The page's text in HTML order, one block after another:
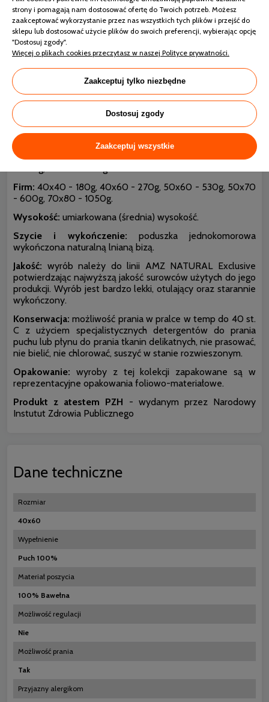
AMZ ORGANIC COTTON - właściwości
Tkanina pokryciowa:delikatny, szlachetny batyst - 100%
bawełna o gramaturze 90g/m2.
poddane procesowi EEC, który zapewnia lepsze
właściwości puchowi oraz wyjątkową czystość i brak
zapachu. Puch przygotowany zgodnie z normą: PN-EN
12934 zawierającą informacje o jakości puchu. Oraz
normą: PN-EN 12935 tyczącą się czystości wypełnienia.
Ilość wypełnienia:
Soft:40x40 - 120g, 40x60 - 180g, 50x60 - 350g, 50x70
Firm:40x40 - 180g, 40x60 - 270g, 50x60 - 530g, 50x70
- 600g, 70x80 - 1050g.
Wysokość: umiarkowana (średnia) wysokość.
Szycie i wykończenie: poduszka jednokomorowa
wykończona naturalną lnianą bizą.
Jakość: wyrób należy do linii AMZ NATURAL Exclusive
potwierdzając najwyższą jakość surowców użytych do jego
produkcji. Wyrób jest bardzo lekki, otulający oraz starannie
wykończony.
Konserwacja:możliwość prania w pralce w temp do 40 st.
C z użyciem specjalistycznych detergentów do prania
puchu lub płynu do prania tkanin delikatnych, nie prasować,
nie bielić, nie chlorować, suszyć w stanie rozwieszonym.
Opakowanie: wyroby z tej kolekcji zapakowane są w
reprezentacyjne opakowania foliowo-materiałowe.
Produkt z atestem PZH - wydanym przez Narodowy
Instutut Zdrowia Publicznego
Dane techniczne
Rozmiar
40x60
Wypełnienie
Puch 100%
Materiał poszycia
100% Bawełna
Możliwość regulacji
Nie
Możliwość prania
Tak
Przyjazny alergikom
strony i pomagają nam dostosować ofertę do Twoich potrzeb. Możesz
zaakceptować wykorzystanie przez nas wszystkich tych plików i przejść do
sklepu lub dostosować użycie plików do swoich preferencji, wybierając opcję
"Dostosuj zgody".
Więcej o plikach cookies przeczytasz w naszej Polityce prywatności.
Zaakceptuj tylko niezbędne
Dostosuj zgody
Zaakceptuj wszystkie